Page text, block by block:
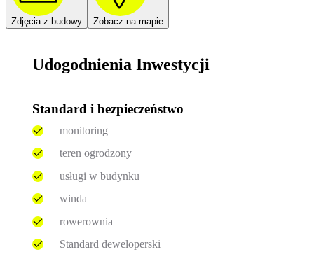
Zdjęcia z budowy Zobacz na mapie
Udogodnienia Inwestycji
Standard i bezpieczeństwo
monitoring
teren ogrodzony
usługi w budynku
winda
rowerownia
Standard deweloperski